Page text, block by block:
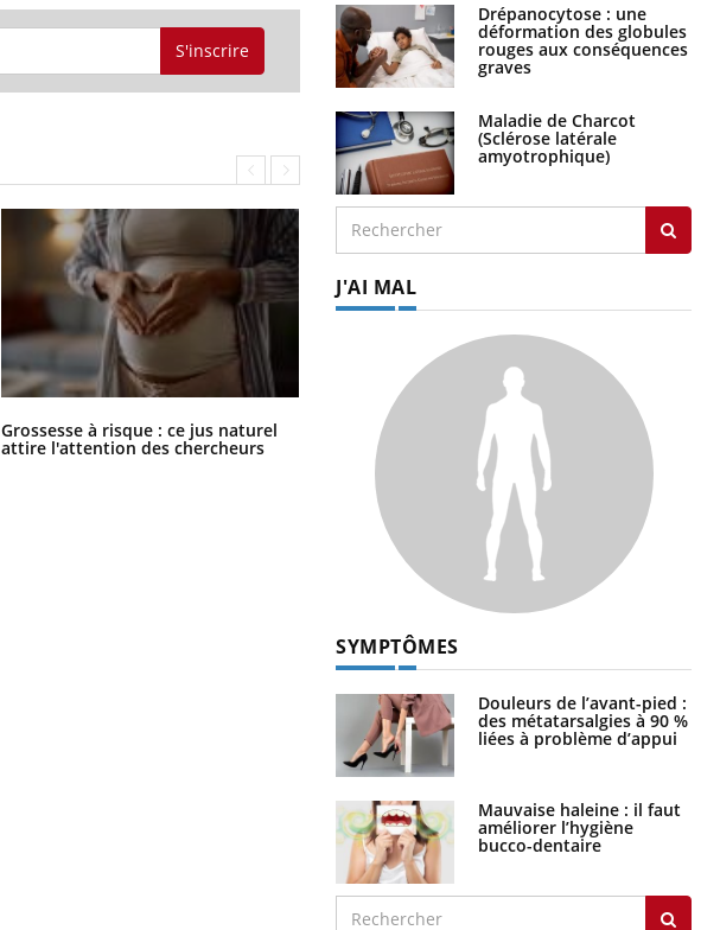
S'inscrire
Grossesse à risque : ce jus naturel
attire l'attention des chercheurs
Comment oublier les écrans en
vacances ?
Drépanocytose : une
déformation des globules
rouges aux conséquences
graves
Maladie de Charcot
(Sclérose latérale
amyotrophique)
J'AI MAL
SYMPTÔMES
Douleurs de l’avant-pied :
des métatarsalgies à 90 %
liées à problème d’appui
Mauvaise haleine : il faut
améliorer l’hygiène
bucco-dentaire